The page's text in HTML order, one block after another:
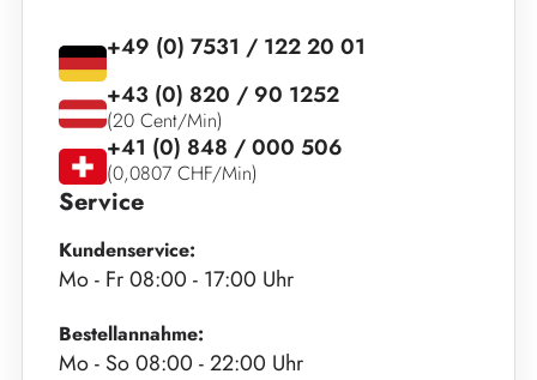
Service
Kundenservice:
Mo - Fr 08:00 - 17:00 Uhr
Bestellannahme:
Mo - So 08:00 - 22:00 Uhr
+49 (0) 7531 / 122 20 01
+43 (0) 820 / 90 1252
(20 Cent/Min)
+41 (0) 848 / 000 506
(0,0807 CHF/Min)